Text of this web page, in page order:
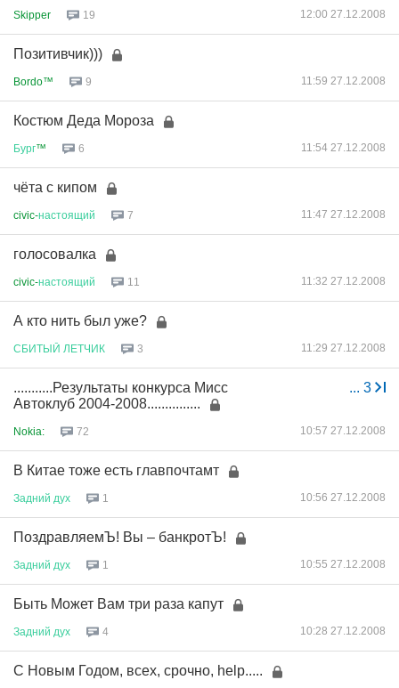
Skipper 19 12:00 27.12.2008
Позитивчик)))
Bordo™ 9 11:59 27.12.2008
Костюм Деда Мороза
Бург™ 6 11:54 27.12.2008
чёта с кипом
civic-настоящий 7 11:47 27.12.2008
голосовалка
civic-настоящий 11 11:32 27.12.2008
А кто нить был уже?
СБИТЫЙ ЛЕТЧИК 3 11:29 27.12.2008
... 3
...........Результаты конкурса Мисс
Автоклуб 2004-2008...............
Nokia: 72 10:57 27.12.2008
В Китае тоже есть главпочтамт
Задний дух 1 10:56 27.12.2008
ПоздравляемЪ! Вы – банкротЪ!
Задний дух 1 10:55 27.12.2008
Быть Может Вам три раза капут
Задний дух 4 10:28 27.12.2008
С Новым Годом, всех, срочно, help.....